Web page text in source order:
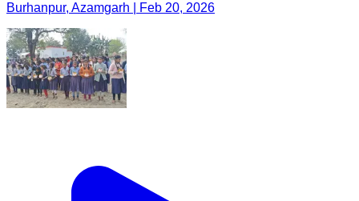
Burhanpur, Azamgarh | Feb 20, 2026